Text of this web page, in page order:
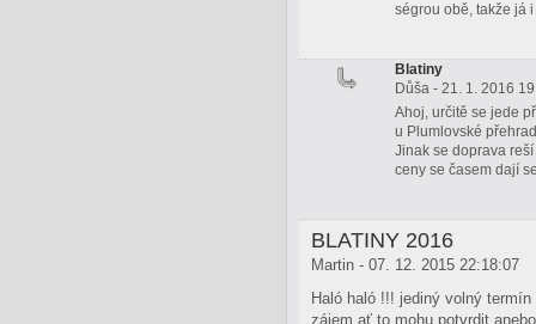
ségrou obě, takže já
Blatiny
Důša - 21. 1. 2016
Ahoj, určitě se jede
u Plumlovské
Jinak se doprava
ceny se časem dají
BLATINY 2016
Martin - 07. 12. 2015 22:18:07
Haló haló !!! jediný volný
zájem ať to mohu potvrdit